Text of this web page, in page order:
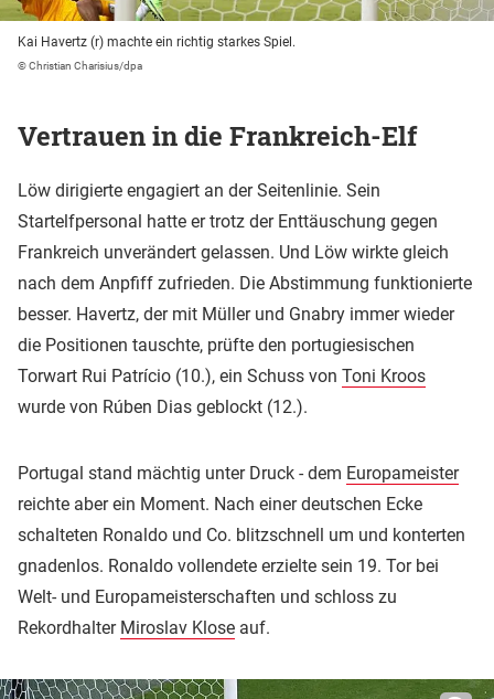
Kai Havertz (r) machte ein richtig starkes Spiel.
© Christian Charisius/dpa
Vertrauen in die Frankreich-Elf
Löw dirigierte engagiert an der Seitenlinie. Sein
Startelfpersonal hatte er trotz der Enttäuschung gegen
Frankreich unverändert gelassen. Und Löw wirkte gleich
nach dem Anpfiff zufrieden. Die Abstimmung funktionierte
besser. Havertz, der mit Müller und Gnabry immer wieder
die Positionen tauschte, prüfte den portugiesischen
Torwart Rui Patrício (10.), ein Schuss von Toni Kroos
wurde von Rúben Dias geblockt (12.).
Portugal stand mächtig unter Druck - dem Europameister
reichte aber ein Moment. Nach einer deutschen Ecke
schalteten Ronaldo und Co. blitzschnell um und konterten
gnadenlos. Ronaldo vollendete erzielte sein 19. Tor bei
Welt- und Europameisterschaften und schloss zu
Rekordhalter Miroslav Klose auf.